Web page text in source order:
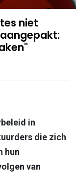
niet
in
die zich
hun
van